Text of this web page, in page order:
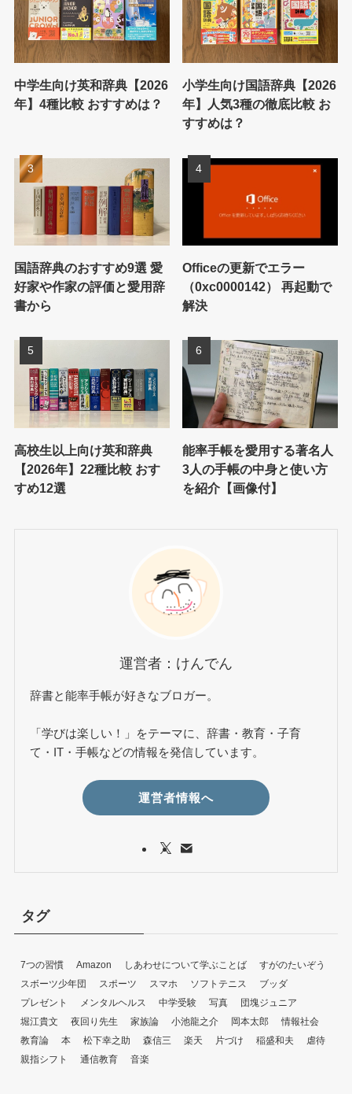
中学生向け英和辞典【2026
年】4種比較 おすすめは？
小学生向け国語辞典【2026
年】人気3種の徹底比較 お
すすめは？
国語辞典のおすすめ9選 愛
好家や作家の評価と愛用辞
書から
Officeの更新でエラー
（0xc0000142） 再起動で
解決
高校生以上向け英和辞典
【2026年】22種比較 おす
すめ12選
能率手帳を愛用する著名人
3人の手帳の中身と使い方
を紹介【画像付】
運営者：けんでん
辞書と能率手帳が好きなブロガー。
「学びは楽しい！」をテーマに、辞書・教育・子育
て・IT・手帳などの情報を発信しています。
運営者情報へ
タグ
7つの習慣 Amazon しあわせについて学ぶことば
すがのたいぞう
スボーツ少年団
スポーツ スマホ ソフトテニス
ブッダ
プレゼント
メンタルヘルス 中学受験 写真
団塊ジュニア
堀江貴文
夜回り先生 家族論 小池龍之介 岡本太郎
情報社会
教育論
本 松下幸之助 森信三 楽天 片づけ 稲盛和夫
虐待
親指シフト
通信教育 音楽